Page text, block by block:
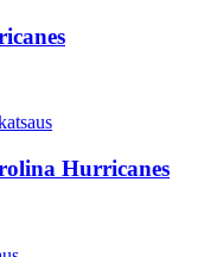
Hurricanes